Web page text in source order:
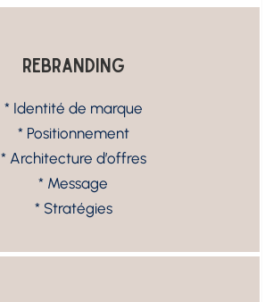
ReBranding
* Identité de marque
* Positionnement
* Architecture d’offres
* Message
* Stratégies